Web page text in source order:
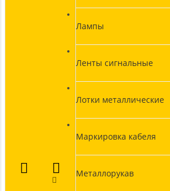
Лампы
Ленты сигнальные
Лотки металлические
Маркировка кабеля
Металлорукав